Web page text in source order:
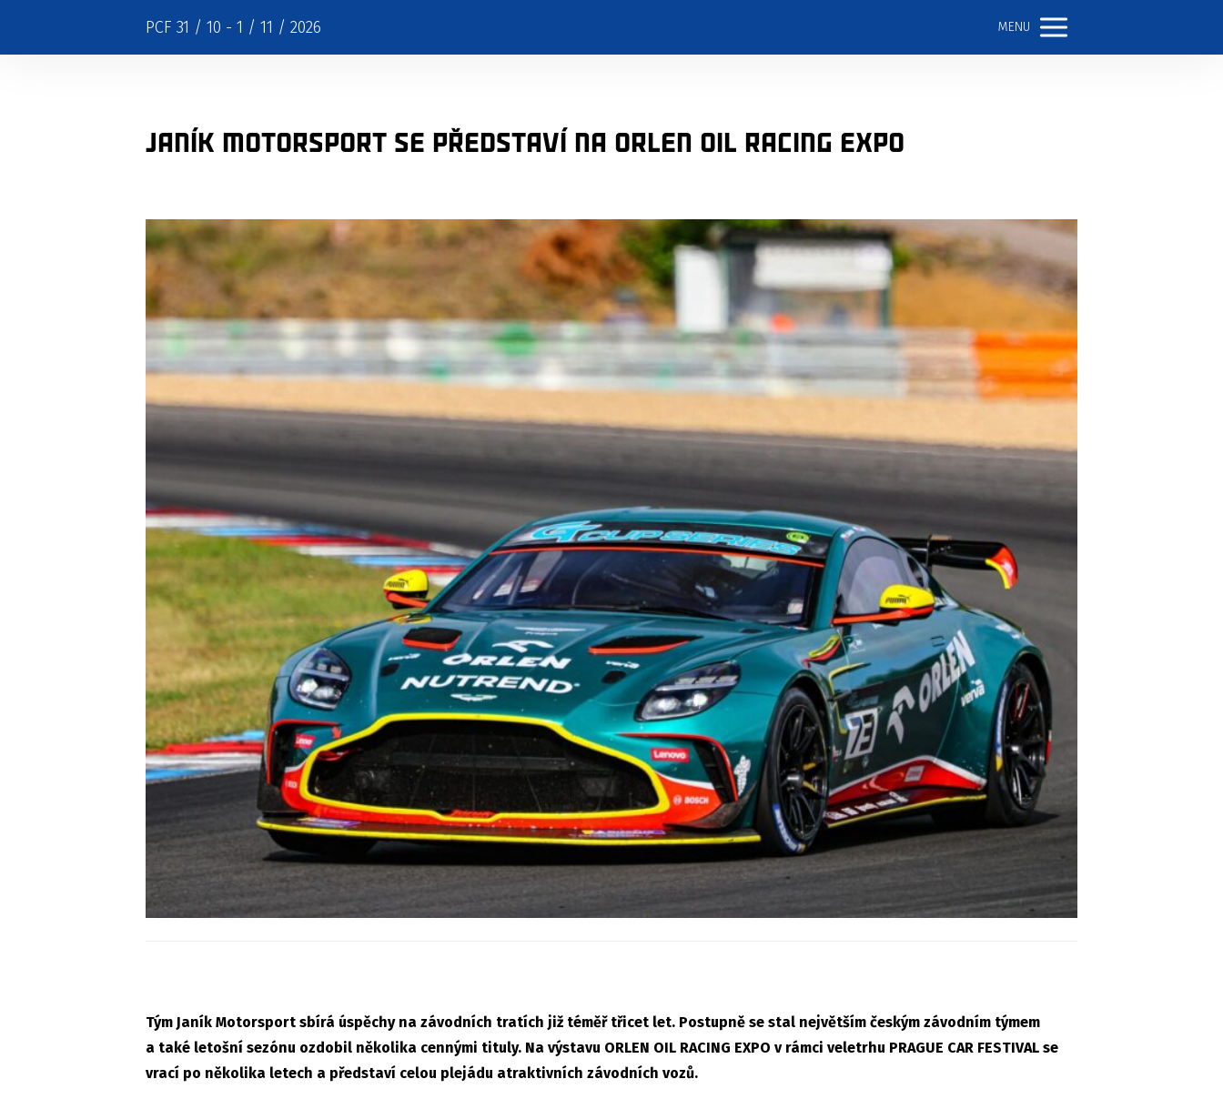
PCF 31 / 10 - 1 / 11 / 2026 MENU
Janík Motorsport se představí na ORLEN OIL RACING EXPO
Tým Janík Motorsport sbírá úspěchy na závodních tratích již téměř třicet let. Postupně se stal největším českým závodním týmem
a také letošní sezónu ozdobil několika cennými tituly. Na výstavu ORLEN OIL RACING EXPO v rámci veletrhu PRAGUE CAR FESTIVAL se
vrací po několika letech a představí celou plejádu atraktivních závodních vozů.